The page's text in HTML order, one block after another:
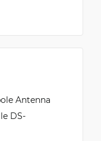
Antenna
DS-